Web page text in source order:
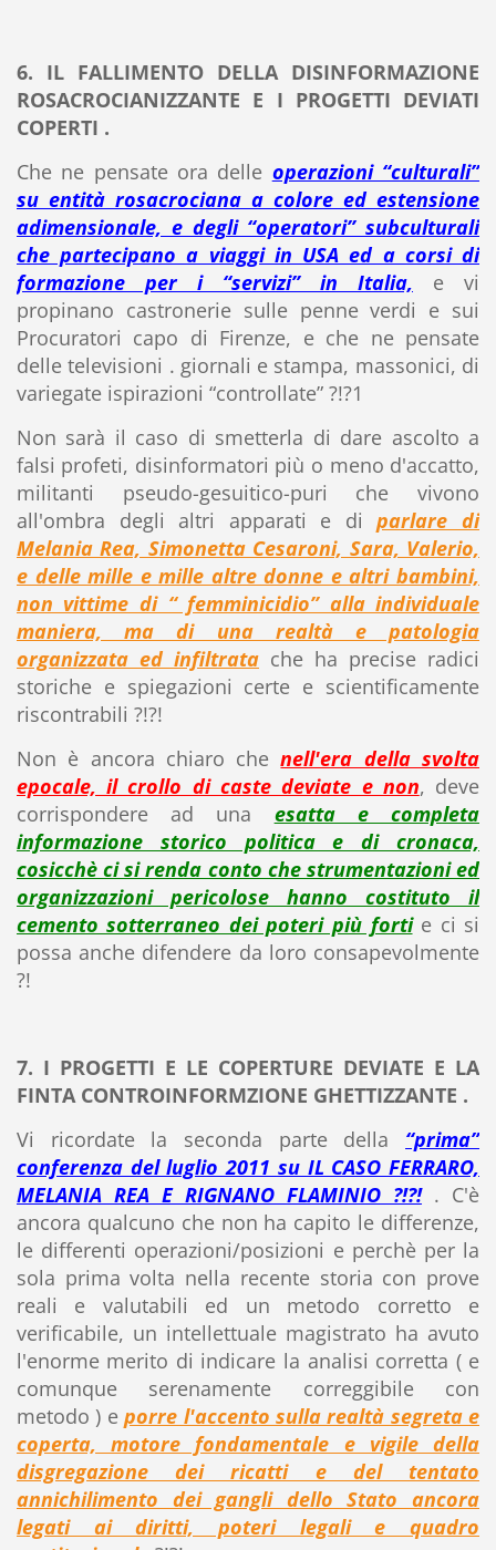
6. IL FALLIMENTO DELLA DISINFORMAZIONE
ROSACROCIANIZZANTE E I PROGETTI DEVIATI
COPERTI .
Che ne pensate ora delle operazioni “culturali”
su entità rosacrociana a colore ed estensione
adimensionale, e degli “operatori” subculturali
che partecipano a viaggi in USA ed a corsi di
formazione per i “servizi” in Italia, e vi
propinano castronerie sulle penne verdi e sui
Procuratori capo di Firenze, e che ne pensate
delle televisioni . giornali e stampa, massonici, di
variegate ispirazioni “controllate” ?!?1
Non sarà il caso di smetterla di dare ascolto a
falsi profeti, disinformatori più o meno d'accatto,
militanti pseudo-gesuitico-puri che vivono
all'ombra degli altri apparati e diparlare di
Melania Rea, Simonetta Cesaroni, Sara, Valerio,
e delle mille e mille altre donne e altri bambini,
non vittime di “ femminicidio” alla individuale
maniera, ma di una realtà e patologia
organizzata ed infiltrata che ha precise radici
storiche e spiegazioni certe e scientificamente
riscontrabili ?!?!
Non è ancora chiaro chenell'era della svolta
epocale, il crollo di caste deviate e non, deve
corrispondere ad una esatta e completa
informazione storico politica e di cronaca,
cosicchè ci si renda conto che strumentazioni ed
organizzazioni pericolose hanno costituto il
cemento sotterraneo dei poteri più fortie ci si
possa anche difendere da loro consapevolmente
?!
7. I PROGETTI E LE COPERTURE DEVIATE E LA
FINTA CONTROINFORMZIONE GHETTIZZANTE .
Vi ricordate la seconda parte della “prima”
conferenza del luglio 2011 su IL CASO FERRARO,
MELANIA REA E RIGNANO FLAMINIO ?!?!. C'è
ancora qualcuno che non ha capito le differenze,
le differenti operazioni/posizioni e perchè per la
sola prima volta nella recente storia con prove
reali e valutabili ed un metodo corretto e
verificabile, un intellettuale magistrato ha avuto
l'enorme merito di indicare la analisi corretta ( e
comunque serenamente correggibile con
metodo ) e porre l'accento sulla realtà segreta e
coperta, motore fondamentale e vigile della
disgregazione dei ricatti e del tentato
annichilimento dei gangli dello Stato ancora
legati ai diritti, poteri legali e quadro